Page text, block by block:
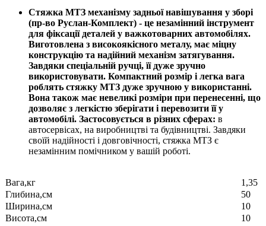
Стяжка МТЗ механізму задньої навішування у зборі
(пр-во Руслан-Комплект) - це незамінний інструмент
для фіксації деталей у важкотоварних автомобілях.
Виготовлена з високоякісного металу, має міцну
конструкцію та надійний механізм затягування.
Завдяки спеціальній ручці, її дуже зручно
використовувати. Компактний розмір і легка вага
роблять стяжку МТЗ дуже зручною у використанні.
Вона також має невеликі розміри при перенесенні, що
дозволяє з легкістю зберігати і перевозити її у
автомобілі. Застосовується в різних сферах: в
автосервісах, на виробництві та будівництві. Завдяки
своїй надійності і довговічності, стяжка МТЗ є
незамінним помічником у вашій роботі.
Вага,кг
1,35
Глибина,см
50
Ширина,см
10
Висота,см
10